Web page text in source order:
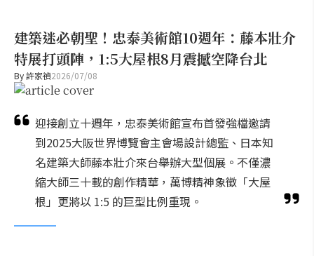
建築迷必朝聖！忠泰美術館10週年：藤本壯介
特展打頭陣，1:5大屋根8月震撼空降台北
By許家禎2026/07/08
迎接創立十週年，忠泰美術館宣布首發強檔邀請
到2025大阪世界博覽會主會場設計總監、日本知
名建築大師藤本壯介來台舉辦大型個展。不僅濃
縮大師三十載的創作精華，萬博精神象徵「大屋
根」更將以 1:5 的巨型比例重現。